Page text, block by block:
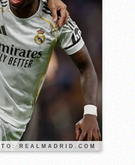
REALMADRID.COM